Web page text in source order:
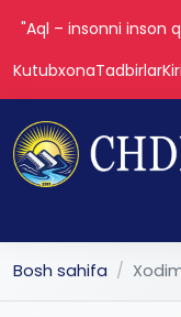
"Aql – insonni inson
KutubxonaTadbirlar
Bosh sahifa